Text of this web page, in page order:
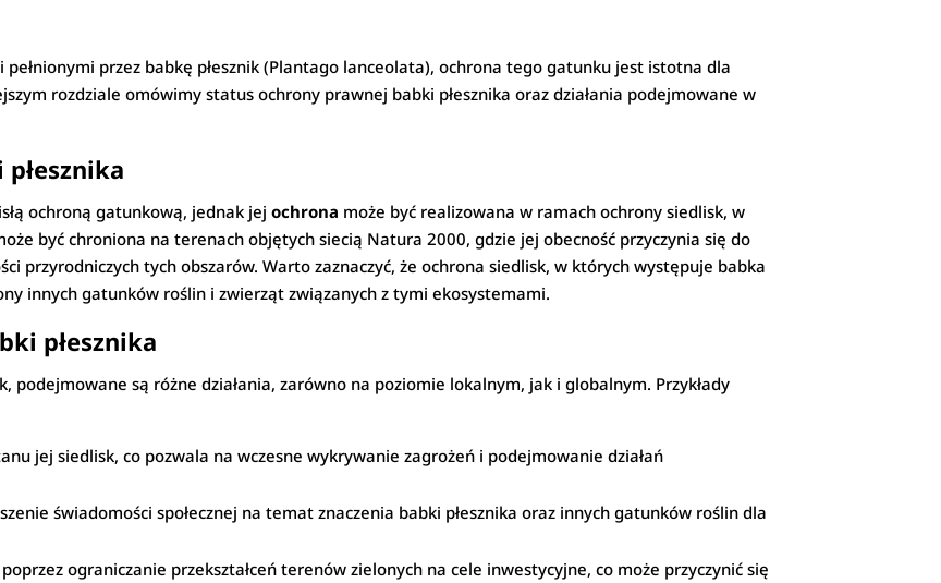
przez babkę płesznik (Plantago lanceolata), ochrona tego gatunku jest istotna dla
rozdziale omówimy status ochrony prawnej babki płesznika oraz działania podejmowane w
ochroną gatunkową, jednak jejochrona może być realizowana w ramach ochrony siedlisk, w
być chroniona na terenach objętych siecią Natura 2000, gdzie jej obecność przyczynia się do
przyrodniczych tych obszarów. Warto zaznaczyć, że ochrona siedlisk, w których występuje babka
innych gatunków roślin i zwierząt związanych z tymi ekosystemami.
płesznika
podejmowane są różne działania, zarówno na poziomie lokalnym, jak i globalnym. Przykłady
jej siedlisk, co pozwala na wczesne wykrywanie zagrożeń i podejmowanie działań
świadomości społecznej na temat znaczenia babki płesznika oraz innych gatunków roślin dla
ograniczanie przekształceń terenów zielonych na cele inwestycyjne, co może przyczynić się